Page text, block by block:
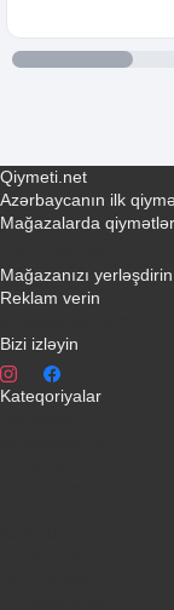
Qiymeti.net
Azərbaycanın ilk
Mağazalarda
Mağazanızı yerləşdirin
Reklam verin
Bizi izləyin
Kateqoriyalar